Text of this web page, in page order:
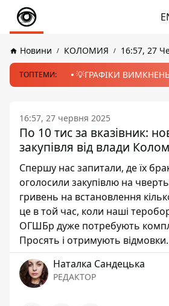
Новини КОЛОМИЯ 16:57, 27
ТОПТЕМИ: 💡ГРАФІКИ
16:57, 27 червня 2025
По 10 тис за вказівник:
закупівля від влади
Спершу нас запитали, де їх
оголосили закупівлю на
гривень на встановлення
це в той час, коли наші
ОГШБр дуже потребують
Просять і отримують відмовки.
Наталка Сандецька
РЕДАКТОР